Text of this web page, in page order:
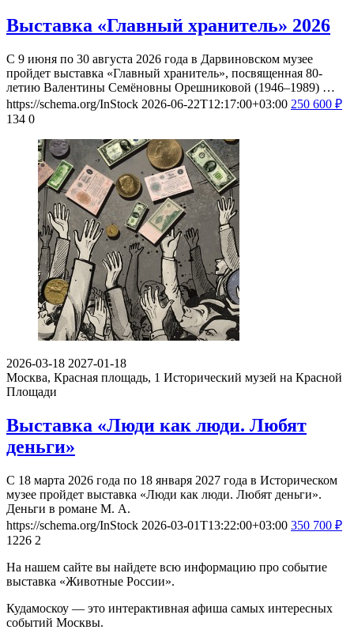
Выставка «Главный хранитель» 2026
С 9 июня по 30 августа 2026 года в Дарвиновском музее
пройдет выставка «Главный хранитель», посвященная 80-
летию Валентины Семёновны Орешниковой (1946–1989) …
https://schema.org/InStock 2026-06-22T12:17:00+03:00 250 600 ₽
134 0
2026-03-18 2027-01-18
Москва, Красная площадь, 1 Исторический музей на Красной
Площади
Выставка «Люди как люди. Любят
деньги»
С 18 марта 2026 года по 18 января 2027 года в Историческом
музее пройдет выставка «Люди как люди. Любят деньги».
Деньги в романе М. А.
https://schema.org/InStock 2026-03-01T13:22:00+03:00 350 700 ₽
1226 2
На нашем сайте вы найдете всю информацию про событие
выставка «Животные России».
Кудамоскоу — это интерактивная афиша самых интересных
событий Москвы.